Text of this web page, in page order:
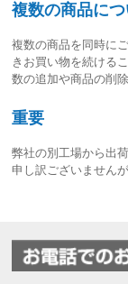
複数の商品に
複数の商品を同時に
きお買い物を続ける
数の追加や商品の削
重要
弊社の別工場から出
申し訳ございません